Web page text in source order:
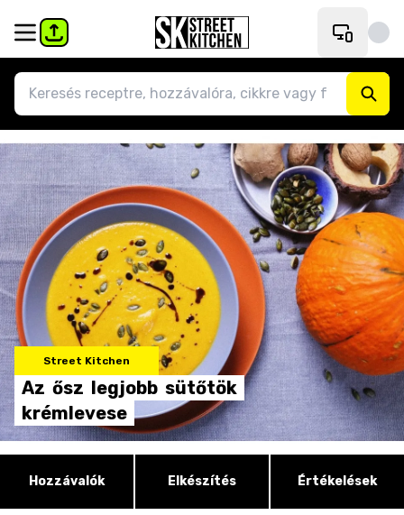
Street Kitchen
Az ősz legjobb sütőtök
krémlevese
Hozzávalók Elkészítés Értékelések